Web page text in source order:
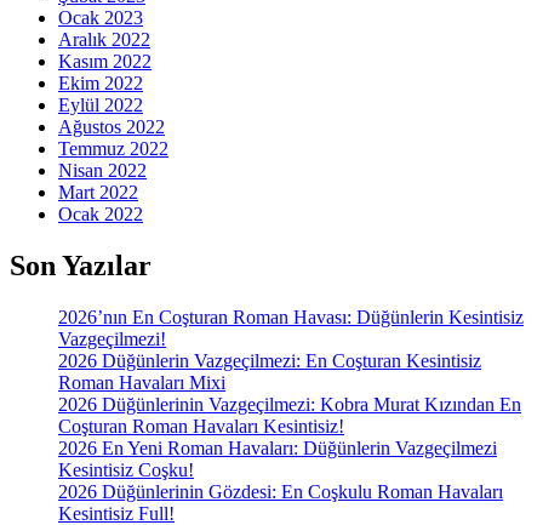
Ocak 2023
Aralık 2022
Kasım 2022
Ekim 2022
Eylül 2022
Ağustos 2022
Temmuz 2022
Nisan 2022
Mart 2022
Ocak 2022
Son Yazılar
2026’nın En Coşturan Roman Havası: Düğünlerin Kesintisiz
Vazgeçilmezi!
2026 Düğünlerin Vazgeçilmezi: En Coşturan Kesintisiz
Roman Havaları Mixi
2026 Düğünlerinin Vazgeçilmezi: Kobra Murat Kızından En
Coşturan Roman Havaları Kesintisiz!
2026 En Yeni Roman Havaları: Düğünlerin Vazgeçilmezi
Kesintisiz Coşku!
2026 Düğünlerinin Gözdesi: En Coşkulu Roman Havaları
Kesintisiz Full!